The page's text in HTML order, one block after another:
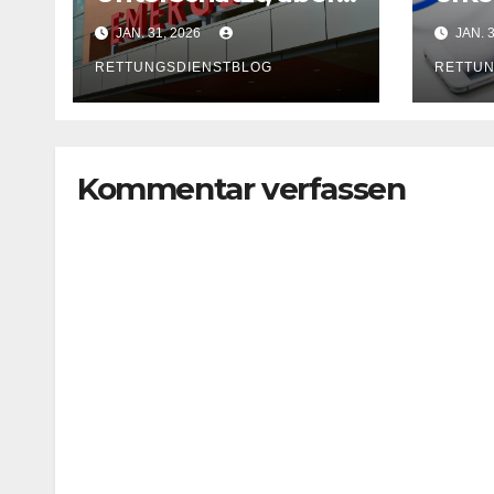
lebensgefährlich
JAN. 31, 2026
RETTUNGSDIENSTBLOG
JAN.
Kommentar verfassen